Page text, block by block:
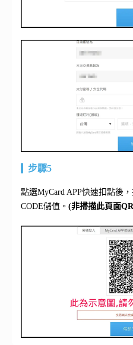
步驟5
點選MyCard APP快速扣點後
CODE儲值。 (非掃描此頁面